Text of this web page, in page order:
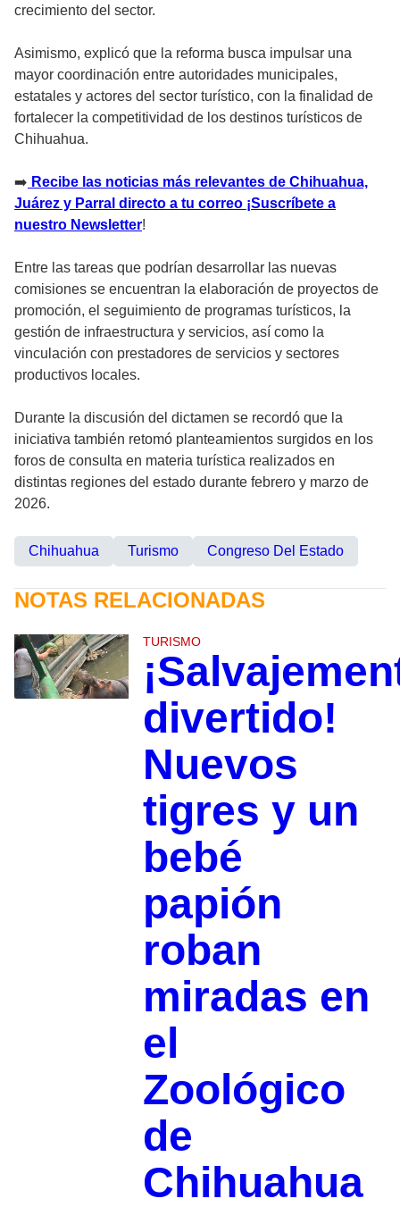
crecimiento del sector.
Asimismo, explicó que la reforma busca impulsar una
mayor coordinación entre autoridades municipales,
estatales y actores del sector turístico, con la finalidad de
fortalecer la competitividad de los destinos turísticos de
Chihuahua.
➡️ Recibe las noticias más relevantes de Chihuahua,
Juárez y Parral directo a tu correo ¡Suscríbete a
nuestro Newsletter!
Entre las tareas que podrían desarrollar las nuevas
comisiones se encuentran la elaboración de proyectos de
promoción, el seguimiento de programas turísticos, la
gestión de infraestructura y servicios, así como la
vinculación con prestadores de servicios y sectores
productivos locales.
Durante la discusión del dictamen se recordó que la
iniciativa también retomó planteamientos surgidos en los
foros de consulta en materia turística realizados en
distintas regiones del estado durante febrero y marzo de
2026.
Chihuahua Turismo Congreso Del Estado
NOTAS RELACIONADAS
TURISMO
divertido!
Nuevos
tigres y un
bebé
papión
roban
miradas en
el
Zoológico
de
Chihuahua